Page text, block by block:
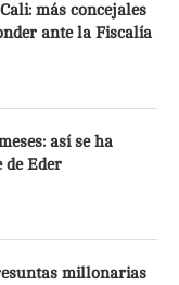
más concejales
ante la Fiscalía
así se ha
de Eder
millonarias